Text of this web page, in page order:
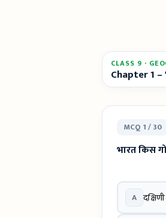
CLASS 9 ·
Chapter 1
MCQ 1 / 30
भारत किस
A दक्षिणी